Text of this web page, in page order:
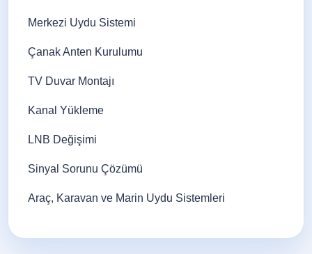
Merkezi Uydu Sistemi
Çanak Anten Kurulumu
TV Duvar Montajı
Kanal Yükleme
LNB Değişimi
Sinyal Sorunu Çözümü
Araç, Karavan ve Marin Uydu Sistemleri